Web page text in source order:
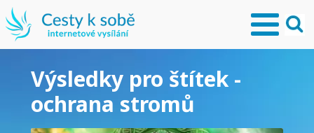
Výsledky pro štítek -
ochrana stromů